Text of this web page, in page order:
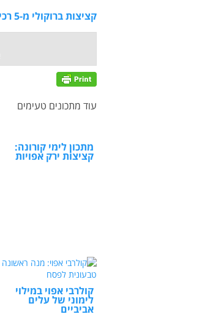
קציצות ברוקולי מ-5 רכיבים
עוד מתכונים טעימים
מתכון לימי קורונה:
קציצות ירק אפויות
קולרבי אפוי במילוי
לימוני של עלים
אביביים